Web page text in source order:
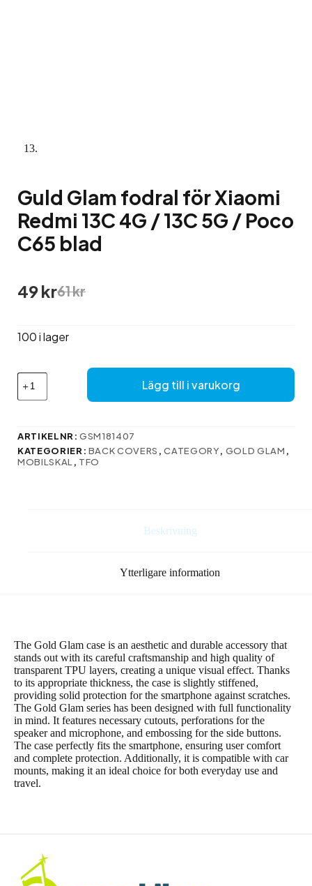
Guld Glam fodral för Xiaomi
Redmi 13C 4G / 13C 5G / Poco
C65 blad
61kr
Det
ursprungliga
var:
49krDet
nuvarande
är:
100 i lager
Guld
Glam
fodral
Xiaomi
13C
Lägg till i varukorg
ARTIKELNR:GSM181407
KATEGORIER: BACK COVERS ,CATEGORY, GOLD GLAM ,
MOBILSKAL , TFO
Beskrivning
Ytterligare information
The Gold Glam case is an aesthetic and durable accessory that
stands out with its careful craftsmanship and high quality of
transparent TPU layers, creating a unique visual effect. Thanks
to its appropriate thickness, the case is slightly stiffened,
providing solid protection for the smartphone against scratches.
The Gold Glam series has been designed with full functionality
in mind. It features necessary cutouts, perforations for the
speaker and microphone, and embossing for the side buttons.
The case perfectly fits the smartphone, ensuring user comfort
and complete protection. Additionally, it is compatible with car
mounts, making it an ideal choice for both everyday use and
travel.